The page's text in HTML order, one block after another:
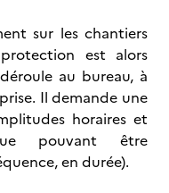
sur les chantiers
est alors
au bureau, à
Il demande une
horaires et
pouvant être
en durée).